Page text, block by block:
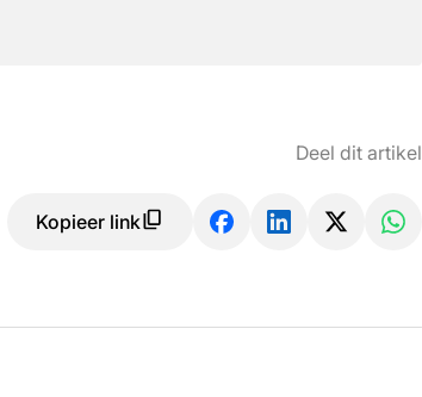
Deel dit artikel
Kopieer link